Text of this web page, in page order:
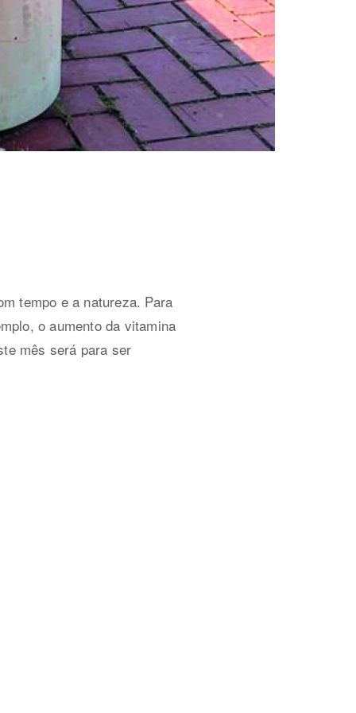
tempo e a natureza. Para
o aumento da vitamina
mês será para ser